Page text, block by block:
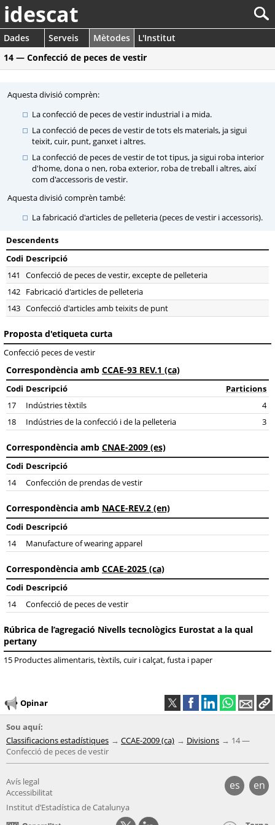
idescat
Dades Serveis Mètodes
L'Institut
14 — Confecció de peces de vestir
Aquesta divisió comprèn:
La confecció de peces de vestir industrial i a mida.
La confecció de peces de vestir de tots els materials, ja sigui
teixit, cuir, punt, ganxet i altres.
La confecció de peces de vestir de tot tipus, ja sigui roba interior
d'home, dona o nen, roba exterior, roba de treball i altres, així
com d'accessoris de vestir.
Aquesta divisió comprèn també:
La fabricació d'articles de pelleteria (peces de vestir i accessoris).
Descendents
Codi Descripció
141
Confecció de peces de vestir, excepte de pelleteria
142 Fabricació d'articles de pelleteria
143 Confecció d'articles amb teixits de punt
Proposta d'etiqueta curta
Confecció peces de vestir
Correspondència amb CCAE-93 REV.1 (ca)
Codi Descripció
Particions
17
Indústries tèxtils
4
18
Indústries de la confecció i de la pelleteria 3
Correspondència amb CNAE-2009 (es)
Codi Descripció
14
Confección de prendas de vestir
Correspondència amb NACE-REV.2 (en)
Codi Descripció
14
Manufacture of wearing apparel
Correspondència amb CCAE-2025 (ca)
Codi Descripció
14
Confecció de peces de vestir
Rúbrica de l’agregació Nivells tecnològics Eurostat a la qual
pertany
15 Productes alimentaris, tèxtils, cuir i calçat, fusta i paper
Opinar
Sou aquí:
Classificacions estadístiques
CCAE-2009 (ca) Divisions
14 —
Confecció de peces de vestir
es en
Avís legal
Accessibilitat
Institut d’Estadística de Catalunya